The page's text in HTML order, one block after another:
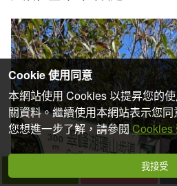
Cookie 使用同意
本網站使用 Cookies 以提昇您的
關資料。繼續使用本網站表示您
您想進一步了解，請參閱Cookies
我接受